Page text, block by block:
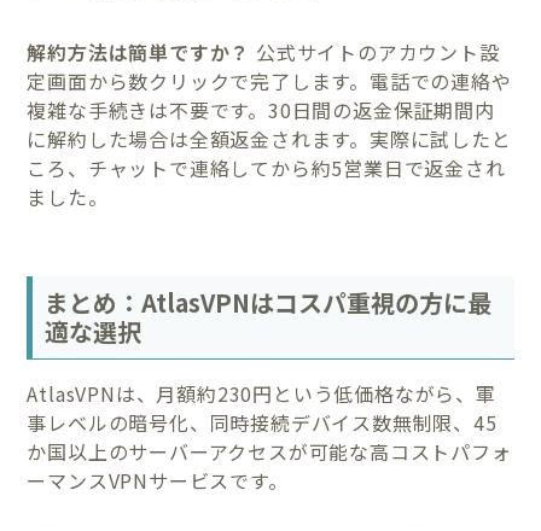
解約方法は簡単ですか？ 公式サイトのアカウント設
定画面から数クリックで完了します。電話での連絡や
複雑な手続きは不要です。30日間の返金保証期間内
に解約した場合は全額返金されます。実際に試したと
ころ、チャットで連絡してから約5営業日で返金され
ました。
まとめ：AtlasVPNはコスパ重視の方に最
適な選択
AtlasVPNは、月額約230円という低価格ながら、軍
事レベルの暗号化、同時接続デバイス数無制限、45
か国以上のサーバーアクセスが可能な高コストパフォ
ーマンスVPNサービスです。